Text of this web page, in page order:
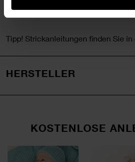
38/40 = ca. 500g
Tipp! Strickanleitungen finden Sie
HERSTELLER
KOSTENLOSE